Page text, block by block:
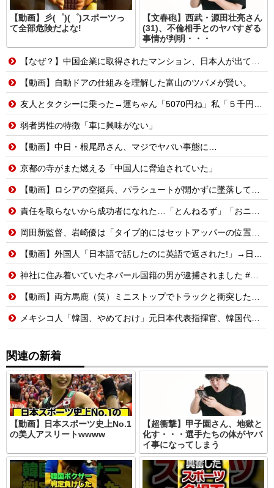
【動画】彡(゜)(゜)スポーツっ
て全部危険だよな!
【文春砲】西武・源田壮亮さん
(31)、不倫相手とのヤバすぎる
事情が判明・・・
【なぜ？】中国企業に取得されたマンション、日本人が出ていきネパール人で埋まる
【動画】自動ドアの仕組みを理解した富山のツバメが賢い。
友人とタクシーに乗った→運ちゃん「5070円ね」私「５千円のチケットあるわ。これと70円ね」→友人「これタクシー代ね」35円！？これはセコケチ！FO案件！！→スレ民の反応は？？
弱者男性の特徴「車に興味がない」
【動画】中日・根尾昂さん、マジでヤバい事態に…
京都の寺がまた燃える「中国人に脅迫されていた」
【動画】ロシアの空挺兵、パラシュートが開かずに墜落してしまう。
責任を取らないから成功者になれた…「とんねるず」「おニャン子」「AKB」とヒットを出し続けた秋元康の哲学！！！
岡田新監督、岩崎優は「タイプ的にはセットアッパーの位置が一番合うてる」←おーん
【動画】外国人「日本語で話したのに英語で返された!」→日本人「まず発音を聞かせろ」
神社に住み着いていたネパール国籍の男が逮捕されました #移民 #外国人
【動画】両方馬鹿（笑）ミニストップでトラックと衝突したドラレコが（ノ∇`）
メキシコ人「韓国、やめておけ」元日本代表指揮官、韓国代表の新監督有力候補に急浮上！【海外の反応】
関連の新着
【動画】日本スポーツ史上No.1
の美人アスリートwwww
【超衝撃】甲子園さん、地獄と
化す・・・選手たちの体がヤバ
イ事になってしまう